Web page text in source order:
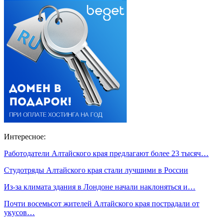
Интересное:
Работодатели Алтайского края предлагают более 23 тысяч…
Студотряды Алтайского края стали лучшими в России
Из-за климата здания в Лондоне начали наклоняться и…
Почти восемьсот жителей Алтайского края пострадали от
укусов…